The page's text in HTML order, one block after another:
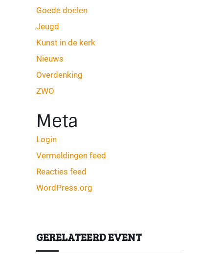
Goede doelen
Jeugd
Kunst in de kerk
Nieuws
Overdenking
ZWO
Meta
Login
Vermeldingen feed
Reacties feed
WordPress.org
GERELATEERD EVENT